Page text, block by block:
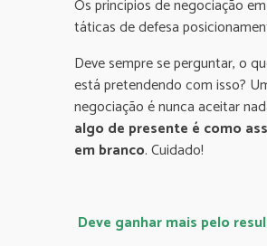
Os princípios de negociação
táticas de defesa
Deve sempre se perguntar, o
está pretendendo com isso?
negociação é nunca aceitar
algo de presente é como
em branco. Cuidado!
Deve ganhar mais pelo